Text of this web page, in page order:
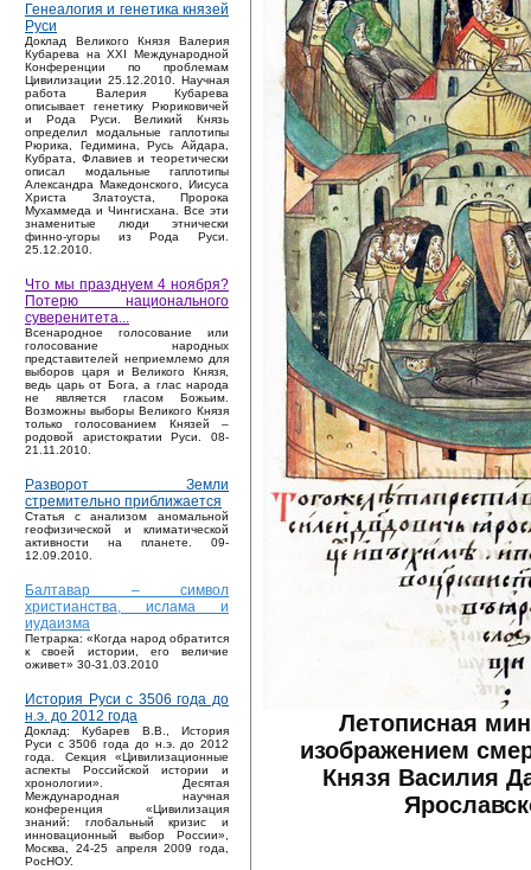
Генеалогия и генетика князей
Руси
Доклад Великого Князя Валерия
Кубарева на XXI Международной
Конференции по проблемам
Цивилизации 25.12.2010. Научная
работа Валерия Кубарева
описывает генетику Рюриковичей
и Рода Руси. Великий Князь
определил модальные гаплотипы
Рюрика, Гедимина, Русь Айдара,
Кубрата, Флавиев и теоретически
описал модальные гаплотипы
Александра Македонского, Иисуса
Христа Златоуста, Пророка
Мухаммеда и Чингисхана. Все эти
знаменитые люди этнически
финно-угоры из Рода Руси.
25.12.2010.
Что мы празднуем 4 ноября?
Потерю национального
суверенитета...
Bсенародное голосование или
голосование народных
представителей неприемлемо для
выборов царя и Великого Князя,
ведь царь от Бога, а глас народа
не является гласом Божьим.
Возможны выборы Великого Князя
только голосованием Князей –
родовой аристократии Руси. 08-
21.11.2010.
Разворот Земли
стремительно приближается
Статья с анализом аномальной
геофизической и климатической
активности на планете. 09-
12.09.2010.
Балтавар – символ
христианства, ислама и
иудаизма
Петрарка: «Когда народ обратится
к своей истории, его величие
оживет» 30-31.03.2010
История Руси с 3506 года до
н.э. до 2012 года
Доклад: Кубарев В.В., История
Руси с 3506 года до н.э. до 2012
года. Секция «Цивилизационные
аспекты Российской истории и
хронологии». Десятая
Международная научная
конференция «Цивилизация
знаний: глобальный кризис и
инновационный выбор России»,
Москва, 24-25 апреля 2009 года,
РосНОУ.
Летописная
изображением
Князя Василия